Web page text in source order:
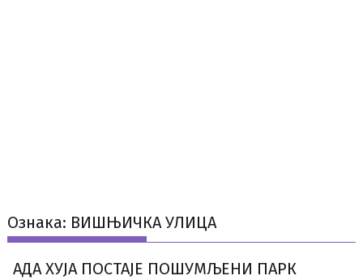
Ознака: ВИШЊИЧКА УЛИЦА
АДА ХУЈА ПОСТАЈЕ ПОШУМЉЕНИ ПАРК